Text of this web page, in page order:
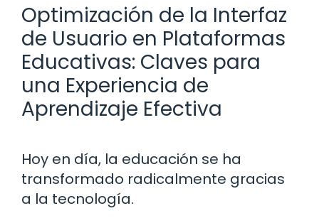
Optimización de la Interfaz
de Usuario en Plataformas
Educativas: Claves para
una Experiencia de
Aprendizaje Efectiva
Hoy en día, la educación se ha
transformado radicalmente gracias
a la tecnología.